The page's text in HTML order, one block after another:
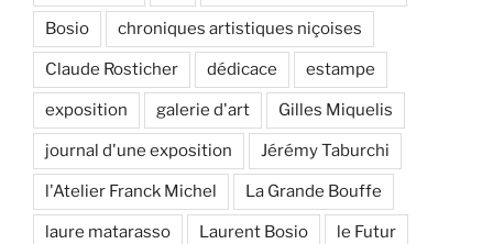
Bosio chroniques artistiques niçoises
Claude Rosticher dédicace estampe
exposition galerie d'art Gilles Miquelis
journal d'une exposition Jérémy Taburchi
l'Atelier Franck Michel La Grande Bouffe
laure matarasso Laurent Bosio le Futur